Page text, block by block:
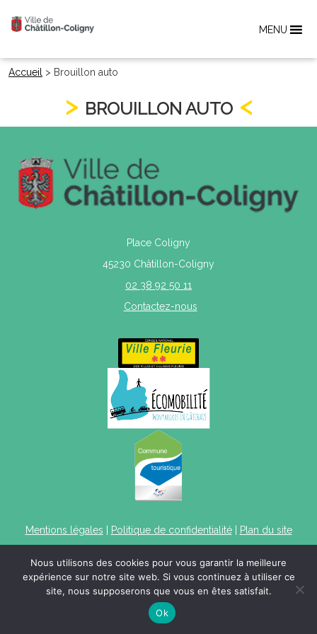
MENU
Accueil > Brouillon auto
BROUILLON AUTO
Place Coligny
45230 Châtillon-Coligny
02 38 92 50 11
Contactez-nous
Mentions légales Politique de confidentialité| Plan du site
Nous utilisons des cookies pour vous garantir la meilleure
expérience sur notre site web. Si vous continuez à utiliser ce
site, nous supposerons que vous en êtes satisfait.
Ok